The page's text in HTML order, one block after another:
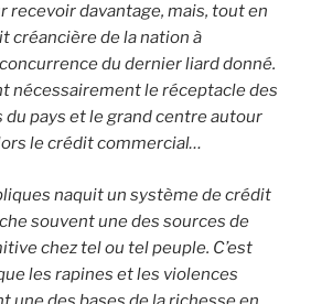
recevoir davantage, mais, tout en
créancière de la nation à
du dernier liard donné.
nécessairement le réceptacle des
pays et le grand centre autour
le crédit commercial…
naquit un système de crédit
souvent une des sources de
chez tel ou tel peuple. C’est
les rapines et les violences